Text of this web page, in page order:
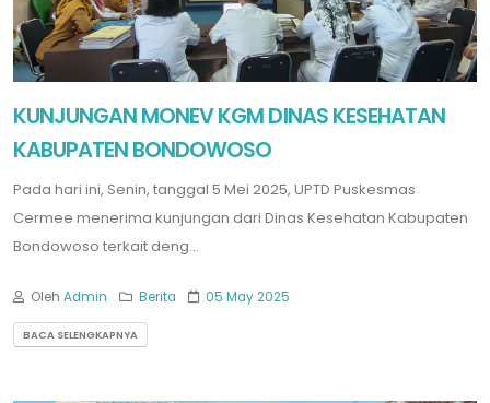
KUNJUNGAN MONEV KGM DINAS KESEHATAN
KABUPATEN BONDOWOSO
Pada hari ini, Senin, tanggal 5 Mei 2025, UPTD Puskesmas
Cermee menerima kunjungan dari Dinas Kesehatan Kabupaten
Bondowoso terkait deng...
Oleh Admin Berita 05 May 2025
BACA SELENGKAPNYA